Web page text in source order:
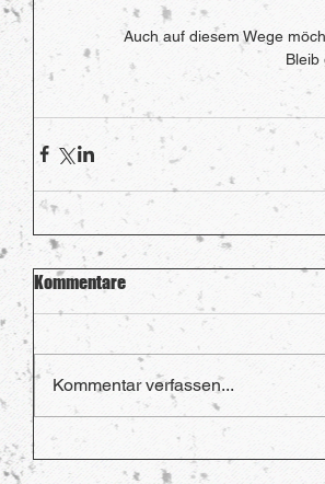
Auch auf diesem Wege
Bleib
Kommentare
Kommentar verfassen...